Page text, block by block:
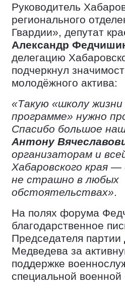
Руководитель
регионального
Гвардии», депутат
Александр
делегацию
подчеркнул
молодёжного актива:
«Такую «школу жизни
программе» нужно
Спасибо большое
Антону
организаторам и
Хабаровского края
не страшно в любых
обстоятельствах».
На полях форума
благодарственное
Председателя партии
Медведева за
поддержке
специальной военной